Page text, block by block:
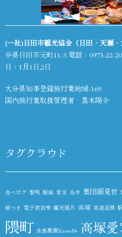
(一社)日田市観光協会（日田・天瀬・
分県日田市元町11-3 電話： 0973-22-
日：1月1日,2日
大分県知事登録旅行業地域-169
国内旅行業取扱管理者 黒木陽介
タグクラウド
食べログ 黎明 順延 青空 鳥市 集団顔見世
餅つき 電子宿泊券 露天風呂 高塚 高速道路
隈町 食感農園KazetoNe 高塚